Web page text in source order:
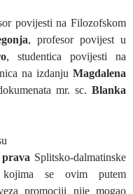
povijesti na Filozofskom
, profesor povijest u
, studentica povijesti na
na izdanju Magdalena
mr. sc. Blanka
Splitsko-dalmatinske
se ovim putem
promociji nije mogao